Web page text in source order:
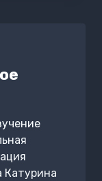
Катурина